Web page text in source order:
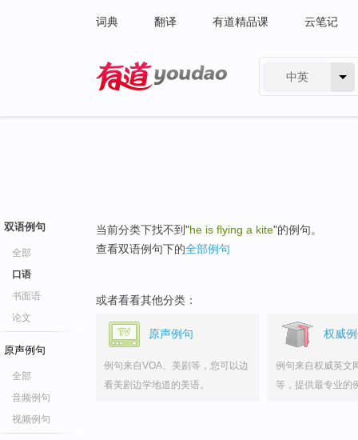
词典 翻译 有道精品课 云笔记
中英
双语例句
全部
口语
书面语
论文
原声例句
全部
音频例句
视频例句
当前分类下找不到"he is flying a kite"的例句。
查看双语例句下的全部例句
或者看看其他分类：
原声例句
例句来自VOA、美剧等，您可以边
看美剧边学地道的美语。
权威
例句来自权威英文
等，提供最专业的